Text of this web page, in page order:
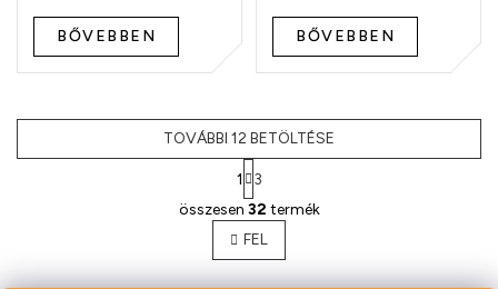
BŐVEBBEN BŐVEBBEN
L
i
s
t
a
TOVÁBBI 12 BETÖLTÉSE
1
3
összesen 32 termék
FEL